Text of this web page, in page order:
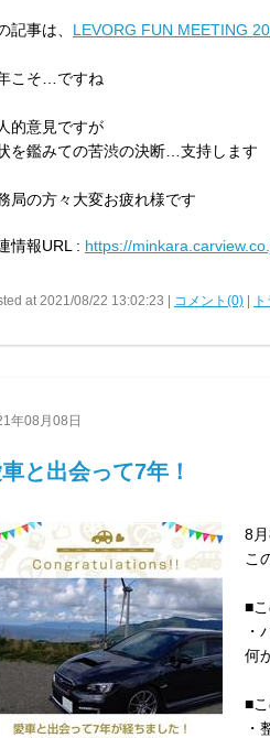
記事は、 LEVORG FUN MEETING
こそ…ですね
的意見ですが
を鑑みての苦渋の決断…支持します
局の方々大変お疲れ様です
情報URL : https://
at 2021/08/22 13:02:23 | コメント(0)
年08月08日
と出会って7年！
8
こ
■
・
何
■
・